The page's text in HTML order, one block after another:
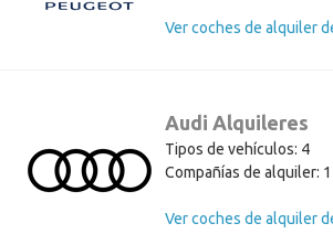
Audi Alquileres
Tipos de vehículos: 4
Compañías de alquiler: 1